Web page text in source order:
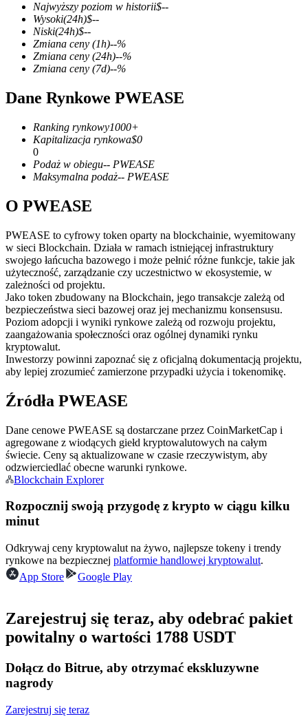
Kontrakty terminowe COIN-M
Kontrakty terminowe na kryptowaluty
TradFi
Instrumenty pochodne na akcje, forex, metale szlachetne i
towary
Kontrakty terminowe na USDC
Kontrakty futures wykorzystujące USDC jako zabezpieczenie
Kopiowanie Transakcji
Dołącz do najlepszych traderów
Zostań traderem kopiującym
Ciesz się podziałem zysków i prowizjami z kopiowania
transakcji
Najwyższy poziom w historii$--
Wysoki(24h)$--
Niski(24h)$--
Zmiana ceny (1h)--%
Zmiana ceny (24h)--%
Zmiana ceny (7d)--%
Dane Rynkowe PWEASE
Ranking rynkowy1000+
Kapitalizacja rynkowa$0
0
Podaż w obiegu-- PWEASE
Maksymalna podaż-- PWEASE
O PWEASE
PWEASE to cyfrowy token oparty na blockchainie, wyemitowany
w sieci Blockchain. Działa w ramach istniejącej infrastruktury
swojego łańcucha bazowego i może pełnić różne funkcje, takie jak
użyteczność, zarządzanie czy uczestnictwo w ekosystemie, w
zależności od projektu.
Jako token zbudowany na Blockchain, jego transakcje zależą od
bezpieczeństwa sieci bazowej oraz jej mechanizmu konsensusu.
Poziom adopcji i wyniki rynkowe zależą od rozwoju projektu,
zaangażowania społeczności oraz ogólnej dynamiki rynku
kryptowalut.
Inwestorzy powinni zapoznać się z oficjalną dokumentacją projektu,
aby lepiej zrozumieć zamierzone przypadki użycia i tokenomikę.
Źródła PWEASE
Dane cenowe PWEASE są dostarczane przez CoinMarketCap i
agregowane z wiodących giełd kryptowalutowych na całym
świecie. Ceny są aktualizowane w czasie rzeczywistym, aby
odzwierciedlać obecne warunki rynkowe.
Blockchain Explorer
Rozpocznij swoją przygodę z krypto w ciągu kilku
minut
Odkrywaj ceny kryptowalut na żywo, najlepsze tokeny i trendy
rynkowe na bezpiecznej platformie handlowej kryptowalut.
App Store
Google Play
Zarejestruj się teraz, aby odebrać pakiet
powitalny o wartości 1788 USDT
Dołącz do Bitrue, aby otrzymać ekskluzywne
nagrody
Zarejestruj się teraz